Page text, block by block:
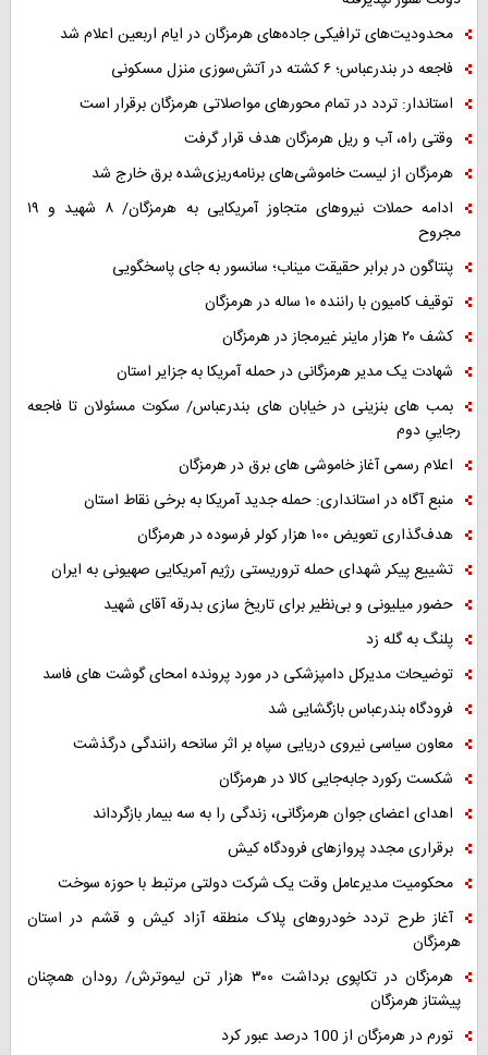
محدودیت‌های ترافیکی جاده‌های هرمزگان در ایام اربعین اعلام شد
فاجعه در بندرعباس؛ ۶ کشته در آتش‌سوزی منزل مسکونی
استاندار: تردد در تمام محورهای مواصلاتی هرمزگان برقرار است
وقتی راه، آب و ریل هرمزگان هدف قرار گرفت
هرمزگان از لیست خاموشی‌های برنامه‌ریزی‌شده برق خارج شد
ادامه حملات نیروهای متجاوز آمریکایی به هرمزگان/ ۸ شهید و ۱۹
مجروح
پنتاگون در برابر حقیقت میناب؛ سانسور به جای پاسخگویی
توقیف کامیون با راننده ۱۰ ساله در هرمزگان
کشف ۲۰ هزار ماینر غیرمجاز در هرمزگان
شهادت یک مدیر هرمزگانی در حمله آمریکا به جزایر استان
بمب های بنزینی در خیابان های بندرعباس/ سکوت مسئولان تا فاجعه
رجاییِ دوم
اعلام رسمی آغاز خاموشی های برق در هرمزگان
منبع آگاه در استانداری: حمله جدید آمریکا به برخی نقاط استان
هدف‌گذاری تعویض ۱۰۰ هزار کولر فرسوده در هرمزگان
تشییع پیکر شهدای حمله تروریستی رژیم آمریکایی صهیونی به ایران
حضور میلیونی و بی‌نظیر برای تاریخ سازی بدرقه آقای شهید
پلنگ به گله زد
توضیحات مدیرکل دامپزشکی در مورد پرونده امحای گوشت های فاسد
فرودگاه بندرعباس بازگشایی شد
معاون سیاسی نیروی دریایی سپاه بر اثر سانحه رانندگی درگذشت
شکست رکورد جابه‌جایی کالا در هرمزگان
اهدای اعضای جوان هرمزگانی، زندگی را به سه بیمار بازگرداند
برقراری مجدد پروازهای فرودگاه کیش
محکومیت مدیرعامل وقت یک شرکت دولتی مرتبط با حوزه سوخت
آغاز طرح تردد خودروهای پلاک منطقه آزاد کیش و قشم در استان
هرمزگان
هرمزگان در تکاپوی برداشت ۳۰۰ هزار تن لیموترش/ رودان همچنان
پیشتاز هرمزگان
تورم در هرمزگان از 100 درصد عبور کرد